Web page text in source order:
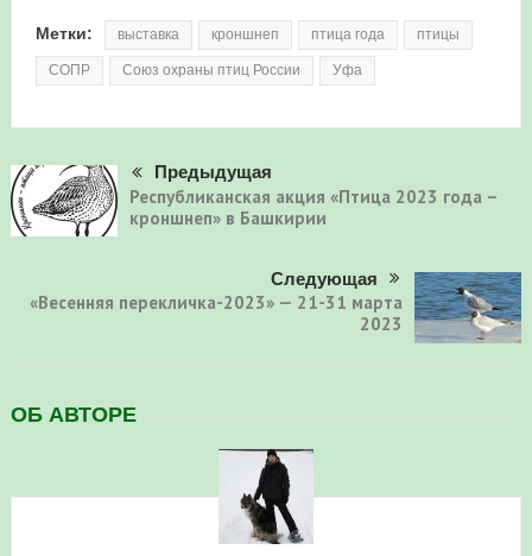
Метки: выставка кроншнеп птица года птицы
СОПР Союз охраны птиц России Уфа
Предыдущая
Республиканская акция «Птица 2023 года –
кроншнеп» в Башкирии
Следующая
«Весенняя перекличка-2023» — 21-31 марта
2023
ОБ АВТОРЕ